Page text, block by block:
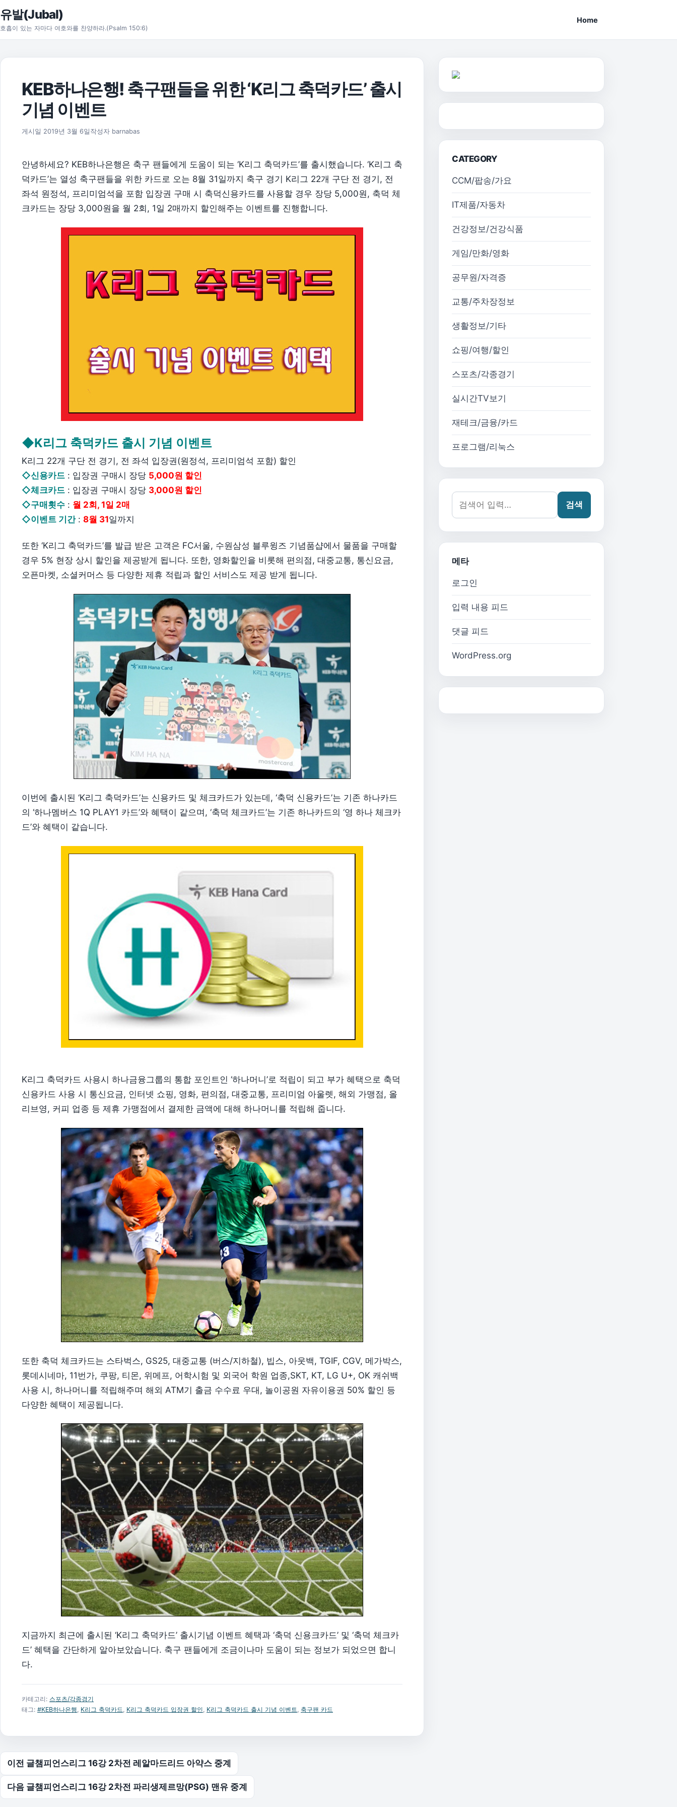
본문으로 건너뛰기
유발(Jubal)
호흡이 있는 자마다 여호와를 찬양하라.(Psalm 150:6)
Home
KEB하나은행! 축구팬들을 위한 ‘K리그 축덕카드’ 출시
기념 이벤트
게시일 2019년 3월 6일 2019년 3월 6일
작성자 barnabas
안녕하세요? KEB하나은행은 축구 팬들에게 도움이 되는 ‘K리그 축덕카드’를 출시했습니다. ‘K리그 축
덕카드’는 열성 축구팬들을 위한 카드로 오는 8월 31일까지 축구 경기 K리그 22개 구단 전 경기, 전
좌석 원정석, 프리미엄석을 포함 입장권 구매 시 축덕신용카드를 사용할 경우 장당 5,000원, 축덕 체
크카드는 장당 3,000원을 월 2회, 1일 2매까지 할인해주는 이벤트를 진행합니다.
◆K리그 축덕카드 출시 기념 이벤트
K리그 22개 구단 전 경기, 전 좌석 입장권(원정석, 프리미엄석 포함) 할인
◇신용카드 : 입장권 구매시 장당 5,000원 할인
◇체크카드 : 입장권 구매시 장당 3,000원 할인
◇구매횟수 : 월 2회, 1일 2매
◇이벤트 기간: 8월 31일까지
또한 ‘K리그 축덕카드’를 발급 받은 고객은 FC서울, 수원삼성 블루윙즈 기념품샵에서 물품을 구매할
경우 5% 현장 상시 할인을 제공받게 됩니다. 또한, 영화할인을 비롯해 편의점, 대중교통, 통신요금,
오픈마켓, 소셜커머스 등 다양한 제휴 적립과 할인 서비스도 제공 받게 됩니다.
이번에 출시된 ‘K리그 축덕카드’는 신용카드 및 체크카드가 있는데, ‘축덕 신용카드’는 기존 하나카드
의 ‘하나멤버스 1Q PLAY1 카드’와 혜택이 같으며, ‘축덕 체크카드’는 기존 하나카드의 ‘영 하나 체크카
드’와 혜택이 같습니다.
K리그 축덕카드 사용시 하나금융그룹의 통합 포인트인 ‘하나머니’로 적립이 되고 부가 혜택으로 축덕
신용카드 사용 시 통신요금, 인터넷 쇼핑, 영화, 편의점, 대중교통, 프리미엄 아울렛, 해외 가맹점, 올
리브영, 커피 업종 등 제휴 가맹점에서 결제한 금액에 대해 하나머니를 적립해 줍니다.
또한 축덕 체크카드는 스타벅스, GS25, 대중교통 (버스/지하철), 빕스, 아웃백, TGIF, CGV, 메가박스,
롯데시네마, 11번가, 쿠팡, 티몬, 위메프, 어학시험 및 외국어 학원 업종,SKT, KT, LG U+, OK 캐쉬백
사용 시, 하나머니를 적립해주며 해외 ATM기 출금 수수료 우대, 놀이공원 자유이용권 50% 할인 등
다양한 혜택이 제공됩니다.
지금까지 최근에 출시된 ‘K리그 축덕카드’ 출시기념 이벤트 혜택과 ‘축덕 신용크카드’ 및 ‘축덕 체크카
드’ 혜택을 간단하게 알아보았습니다. 축구 팬들에게 조금이나마 도움이 되는 정보가 되었으면 합니
다.
카테고리: 스포츠/각종경기
태그: #KEB하나은행, K리그 축덕카드, K리그 축덕카드 입장권 할인, K리그 축덕카드 출시 기념 이벤트, 축구팬 카드
글 탐색
이전 글챔피언스리그 16강 2차전 레알마드리드 아약스 중계
다음 글챔피언스리그 16강 2차전 파리생제르망(PSG) 맨유 중계
CATEGORY
CCM/팝송/가요
IT제품/자동차
건강정보/건강식품
게임/만화/영화
공무원/자격증
교통/주차장정보
생활정보/기타
쇼핑/여행/할인
스포츠/각종경기
실시간TV보기
재테크/금융/카드
프로그램/리눅스
검색어:
검색
메타
로그인
입력 내용 피드
댓글 피드
WordPress.org